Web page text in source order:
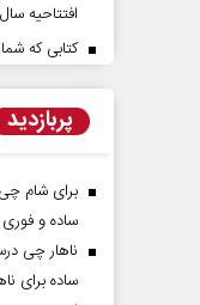
افتتاحیه
کتابی که
پربازدید
ساده و
ساده برای
دکتر